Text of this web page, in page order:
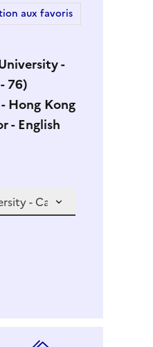
-
76)
Hong Kong
- English
dans la zone déroulante
aux favoris